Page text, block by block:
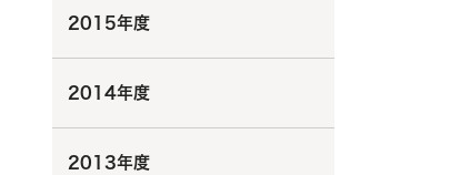
2015年度
2014年度
2013年度